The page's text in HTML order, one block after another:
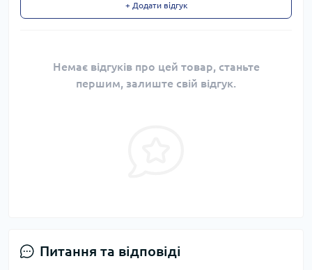
+ Додати відгук
Немає відгуків про цей товар, станьте
першим, залиште свій відгук.
Питання та відповіді